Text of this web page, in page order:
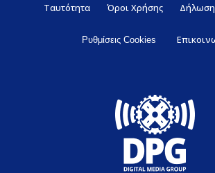
Ταυτότητα Όροι Χρήσης Δήλωση
Ρυθμίσεις Cookies